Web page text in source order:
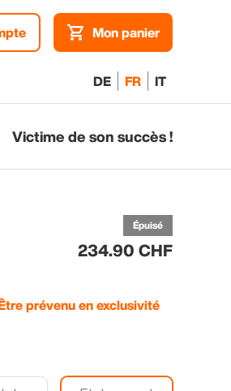
Mon panier
DE FR IT
Victime de son succès !
Épuisé
234.90 CHF
prévenu en exclusivité